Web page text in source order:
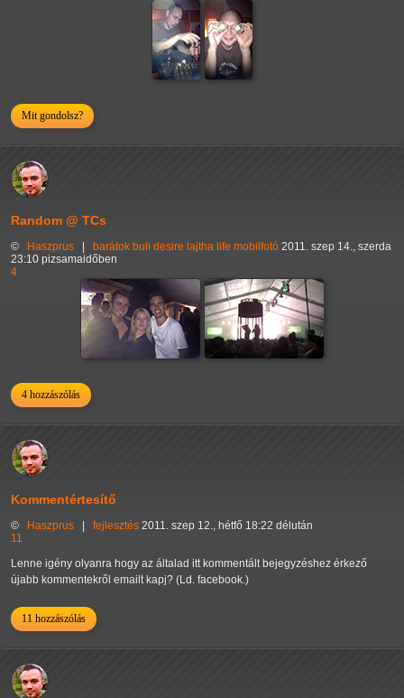
Mit gondolsz?
Random @ TCs
© Haszprus barátok buli desire lajtha life mobilfotó 2011. szep 14., szerda
23:10 pizsamaidőben
4
4 hozzászólás
Kommentértesítő
© Haszprus fejlesztés 2011. szep 12., hétfő 18:22 délután
11
Lenne igény olyanra hogy az általad itt kommentált bejegyzéshez érkező
újabb kommentekről emailt kapj? (Ld. facebook.)
11 hozzászólás